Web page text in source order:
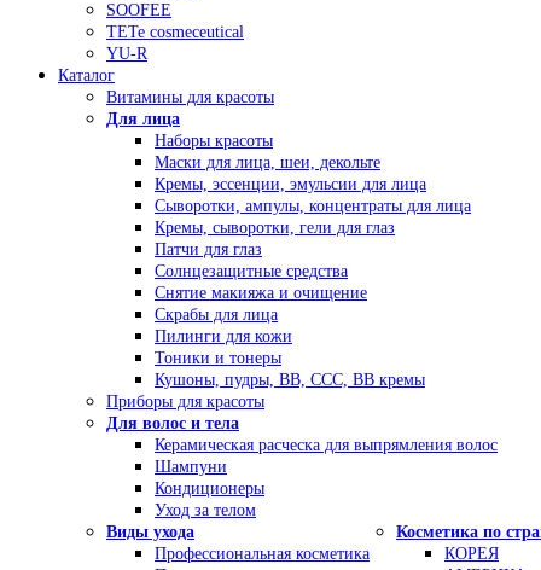
SOOFEE
TETe cosmeceutical
YU-R
Каталог
Витамины для красоты
Для лица
Наборы красоты
Маски для лица, шеи, декольте
Кремы, эссенции, эмульсии для лица
Сыворотки, ампулы, концентраты для лица
Кремы, сыворотки, гели для глаз
Патчи для глаз
Солнцезащитные средства
Снятие макияжа и очищение
Скрабы для лица
Пилинги для кожи
Тоники и тонеры
Кушоны, пудры, ВВ, ССС, ВВ кремы
Приборы для красоты
Для волос и тела
Керамическая расческа для выпрямления волос
Шампуни
Кондиционеры
Уход за телом
Виды ухода
Профессиональная косметика
Косметика по
КОРЕЯ